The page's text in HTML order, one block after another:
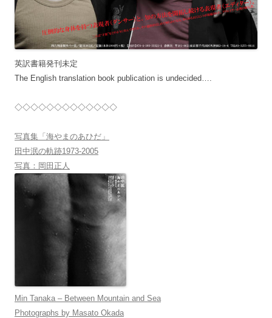
英訳書籍発刊未定
The English translation book publication is undecided….
◇◇◇◇◇◇◇◇◇◇◇◇◇
写真集「海やまのあひだ」
田中泯の軌跡1973-2005
写真：岡田正人
Min Tanaka – Between Mountain and Sea
Photographs by Masato Okada